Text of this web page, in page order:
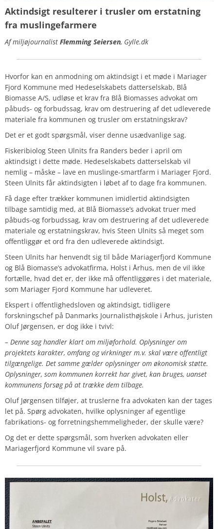
Aktindsigt resulterer i trusler om erstatning
fra muslingefarmere
Af miljøjournalist Flemming Seiersen, Gylle.dk
Hvorfor kan en anmodning om aktindsigt i et møde i Mariager
Fjord Kommune med Hedeselskabets datterselskab, Blå
Biomasse A/S, udløse et krav fra Blå Biomasses advokat om
påbuds- og forbudssag, krav om destruering af det udleverede
materiale fra kommunen og trusler om erstatningskrav?
Det er et godt spørgsmål, viser denne usædvanlige sag.
Fiskeribiolog Steen Ulnits fra Randers beder i april om
aktindsigt i dette møde. Hedeselskabets datterselskab vil
nemlig – måske – lave en muslinge-smartfarm i Mariager Fjord.
Steen Ulnits får aktindsigten i løbet af to dage fra kommunen.
Få dage efter trækker kommunen imidlertid aktindsigten
tilbage samtidig med, at Blå Biomasse’s advokat truer med
påbuds-og forbudssag, krav om destruering af det udleverede
materiale og erstatningskrav, hvis Steen Ulnits så meget som
offentliggør et ord fra den udleverede aktindsigt.
Steen Ulnits har henvendt sig til både Mariagerfjord Kommune
og Blå Biomasse’s advokatfirma, Holst i Århus, men de vil ikke
fortælle, hvad det er, der ikke må offentliggøres i det materiale,
som Mariager Fjord Kommune har udleveret.
Ekspert i offentlighedsloven og aktindsigt, tidligere
forskningschef på Danmarks Journalisthøjskole i Århus, juristen
Oluf Jørgensen, er dog ikke i tvivl:
– Denne sag handler klart om miljøforhold. Oplysninger om
projektets karakter, omfang og virkninger m.v. skal være offentligt
tilgængelige. Det samme gælder oplysninger om økonomisk støtte.
Oplysninger, som kommunen korrekt har givet, kan bruges, uanset
kommunens forsøg på at trække dem tilbage.
Oluf Jørgensen tilføjer, at truslerne fra advokaten kan der tages
let på. Spørg advokaten, hvilke oplysninger af egentlige
fabrikations- og forretningshemmeligheder, der skulle være?
Og det er dette spørgsmål, som hverken advokaten eller
Mariagerfjord Kommune vil svare på.